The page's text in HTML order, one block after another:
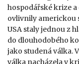
hospodářské krize
ovlivnily americkou
USA staly jednou z
do dlouhodobého
jako studená válka.
válka nacházela v